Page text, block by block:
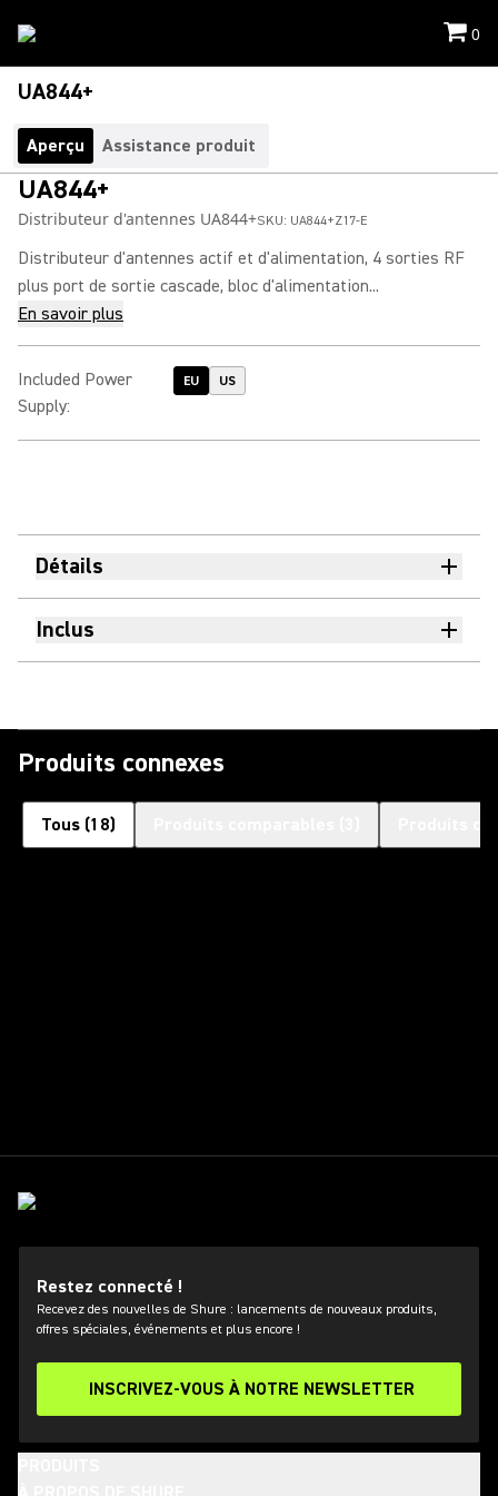
0
UA844+
Aperçu Assistance produit
UA844+
Distributeur d'antennes UA844+SKU: UA844+Z17-E
Distributeur d'antennes actif et d'alimentation, 4 sorties RF
plus port de sortie cascade, bloc d'alimentation...
En savoir plus
Included Power
Supply:
EU US
Détails
Inclus
Produits connexes
Tous (18)
Restez connecté !
Recevez des nouvelles de Shure : lancements de nouveaux produits,
offres spéciales, événements et plus encore !
INSCRIVEZ-VOUS À NOTRE NEWSLETTER